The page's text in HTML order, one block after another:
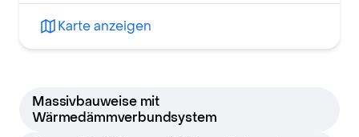
Karte anzeigen
Massivbauweise mit
Wärmedämmverbundsystem